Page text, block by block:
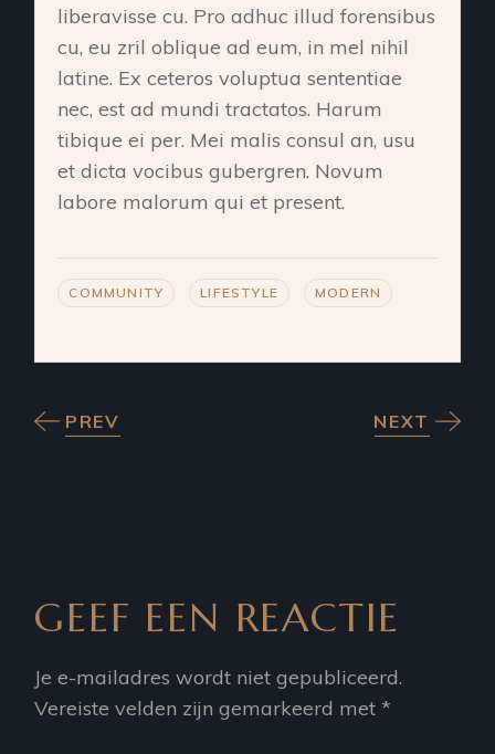
liberavisse cu. Pro adhuc illud forensibus
cu, eu zril oblique ad eum, in mel nihil
latine. Ex ceteros voluptua sententiae
nec, est ad mundi tractatos. Harum
tibique ei per. Mei malis consul an, usu
et dicta vocibus gubergren. Novum
labore malorum qui et present.
COMMUNITY LIFESTYLE MODERN
PREV NEXT
GEEF EEN REACTIE
Je e-mailadres wordt niet gepubliceerd.
Vereiste velden zijn gemarkeerd met *